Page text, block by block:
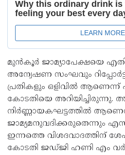
മുന്‍കൂര്‍ ജാമ്യാപേക്ഷയെ
അന്വേഷണ സംഘവും
പ്രതികളും ഒളിവില്‍
കോടതിയെ അറിയിച്ചിരുന്നു.
നിര്‍ണ്ണായകഘട്ടത്തില്‍
ജാമ്യമനുവദിക്കരുതെന്നും
ഇന്നത്തെ വിശദവാദത്തിന്
കോടതി ജഡ്ജി ഹണി എം